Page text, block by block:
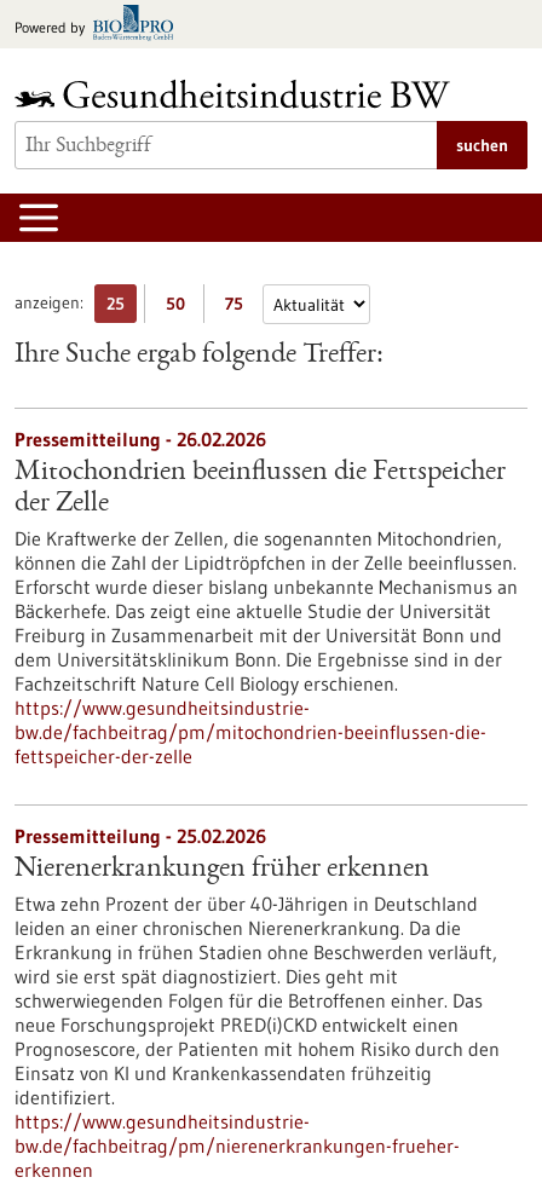
Inhalt
Powered by
suchen
anzeigen: 25 50 75
Ihre Suche ergab folgende Treffer:
Pressemitteilung - 26.02.2026
Mitochondrien beeinflussen die Fettspeicher
der Zelle
Die Kraftwerke der Zellen, die sogenannten Mitochondrien,
können die Zahl der Lipidtröpfchen in der Zelle beeinflussen.
Erforscht wurde dieser bislang unbekannte Mechanismus an
Bäckerhefe. Das zeigt eine aktuelle Studie der Universität
Freiburg in Zusammenarbeit mit der Universität Bonn und
dem Universitätsklinikum Bonn. Die Ergebnisse sind in der
Fachzeitschrift Nature Cell Biology erschienen.
https://www.gesundheitsindustrie-
bw.de/fachbeitrag/pm/mitochondrien-beeinflussen-die-
fettspeicher-der-zelle
Pressemitteilung - 25.02.2026
Nierenerkrankungen früher erkennen
Etwa zehn Prozent der über 40-Jährigen in Deutschland
leiden an einer chronischen Nierenerkrankung. Da die
Erkrankung in frühen Stadien ohne Beschwerden verläuft,
wird sie erst spät diagnostiziert. Dies geht mit
schwerwiegenden Folgen für die Betroffenen einher. Das
neue Forschungsprojekt PRED(i)CKD entwickelt einen
Prognosescore, der Patienten mit hohem Risiko durch den
Einsatz von KI und Krankenkassendaten frühzeitig
identifiziert.
https://www.gesundheitsindustrie-
bw.de/fachbeitrag/pm/nierenerkrankungen-frueher-
erkennen